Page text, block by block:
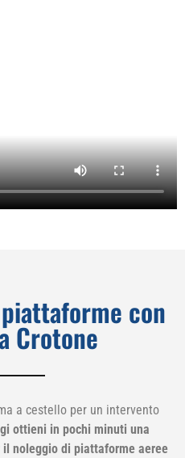
con
Crotone
a cestello per un intervento
ottieni in pochi minuti una
noleggio di piattaforme aeree